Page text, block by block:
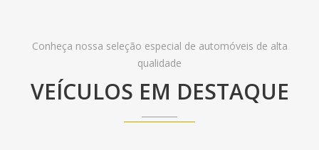
Conheça nossa seleção especial de automóveis de alta
qualidade
VEÍCULOS EM DESTAQUE